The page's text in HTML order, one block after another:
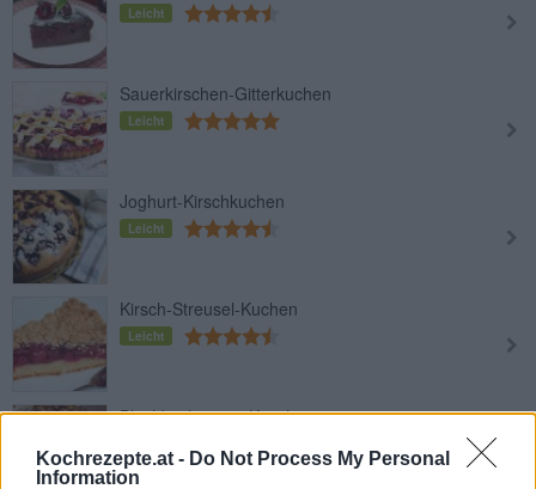
Kochrezepte.at - Do Not Process My Personal
Information
Leicht
Sauerkirschen-Gitterkuchen
Leicht
Joghurt-Kirschkuchen
Leicht
Kirsch-Streusel-Kuchen
Leicht
Blechkuchen mit Kirschen